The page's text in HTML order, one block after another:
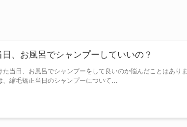
、お風呂でシャンプーしていいの？
た当日、お風呂でシャンプーをして良いのか悩んだことはありま
、縮毛矯正当日のシャンプーについて…